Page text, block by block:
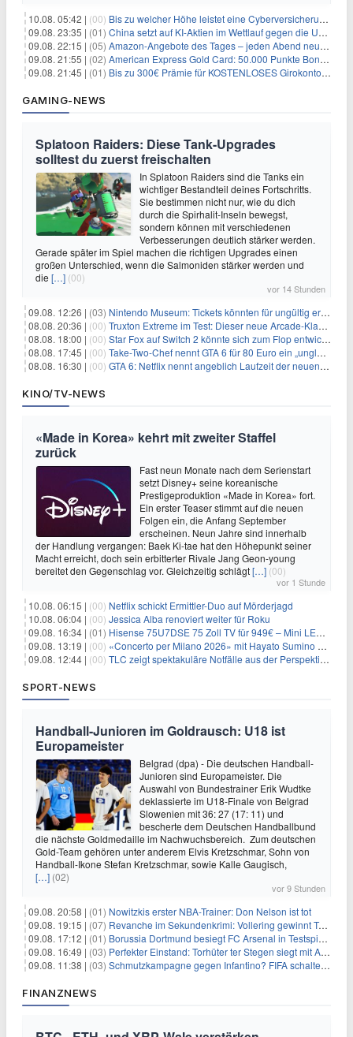
10.08. 05:42 | (00) Bis zu welcher Höhe leistet eine Cyberversicherung?
09.08. 23:35 | (01) China setzt auf KI-Aktien im Wettlauf gegen die USA um Chip- und Technologiedominanz
09.08. 22:15 | (05) Amazon-Angebote des Tages – jeden Abend neue Deals zum Stöbern
09.08. 21:55 | (02) American Express Gold Card: 50.000 Punkte Bonus + Metall-Kreditkarte
09.08. 21:45 | (01) Bis zu 300€ Prämie für KOSTENLOSES Girokonto bei der Santander – 50€ schon nach 1 Woche!
GAMING-NEWS
Splatoon Raiders: Diese Tank-Upgrades
solltest du zuerst freischalten
In Splatoon Raiders sind die Tanks ein
wichtiger Bestandteil deines Fortschritts.
Sie bestimmen nicht nur, wie du dich
durch die Spirhalit-Inseln bewegst,
sondern können mit verschiedenen
Verbesserungen deutlich stärker werden.
Gerade später im Spiel machen die richtigen Upgrades einen
großen Unterschied, wenn die Salmoniden stärker werden und
die […] (00)
vor 14 Stunden
09.08. 12:26 | (03) Nintendo Museum: Tickets könnten für ungültig erklärt werden!
08.08. 20:36 | (00) Truxton Extreme im Test: Dieser neue Arcade-Klassiker verzeiht dir gar nichts
08.08. 18:00 | (00) Star Fox auf Switch 2 könnte sich zum Flop entwickeln
08.08. 17:45 | (00) Take-Two-Chef nennt GTA 6 für 80 Euro ein „unglaubliches Schnäppchen“
08.08. 16:30 | (00) GTA 6: Netflix nennt angeblich Laufzeit der neuen Gameplay-Präsentation
KINO/TV-NEWS
«Made in Korea» kehrt mit zweiter Staffel
zurück
Fast neun Monate nach dem Serienstart
setzt Disney+ seine koreanische
Prestigeproduktion «Made in Korea» fort.
Ein erster Teaser stimmt auf die neuen
Folgen ein, die Anfang September
erscheinen. Neun Jahre sind innerhalb
der Handlung vergangen: Baek Ki-tae hat den Höhepunkt seiner
Macht erreicht, doch sein erbitterter Rivale Jang Geon-young
bereitet den Gegenschlag vor. Gleichzeitig schlägt[…] (00)
vor 1 Stunde
10.08. 06:15 | (00) Netflix schickt Ermittler-Duo auf Mörderjagd
10.08. 06:04 | (00) Jessica Alba renoviert weiter für Roku
09.08. 16:34 | (01) Hisense 75U7DSE 75 Zoll TV für 949€ – Mini LED, 144Hz, 2026
09.08. 13:19 | (00) «Concerto per Milano 2026» mit Hayato Sumino kommt zu arte
09.08. 12:44 | (00) TLC zeigt spektakuläre Notfälle aus der Perspektive der Patienten
SPORT-NEWS
Handball-Junioren im Goldrausch: U18 ist
Europameister
Belgrad (dpa) - Die deutschen Handball-
Junioren sind Europameister. Die
Auswahl von Bundestrainer Erik Wudtke
deklassierte im U18-Finale von Belgrad
Slowenien mit 36: 27 (17: 11) und
bescherte dem Deutschen Handballbund
die nächste Goldmedaille im Nachwuchsbereich. Zum deutschen
Gold-Team gehören unter anderem Elvis Kretzschmar, Sohn von
Handball-Ikone Stefan Kretzschmar, sowie Kalle Gaugisch,
[…] (02)
vor 9 Stunden
09.08. 20:58 | (01) Nowitzkis erster NBA-Trainer: Don Nelson ist tot
09.08. 19:15 | (07) Revanche im Sekundenkrimi: Vollering gewinnt Tour
09.08. 17:12 | (01) Borussia Dortmund besiegt FC Arsenal in Testspiel mit 3:2
09.08. 16:49 | (03) Perfekter Einstand: Torhüter ter Stegen siegt mit Ajax
09.08. 11:38 | (03) Schmutzkampagne gegen Infantino? FIFA schaltet auf Angriff
FINANZNEWS